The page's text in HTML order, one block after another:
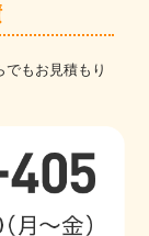
もお見積もり